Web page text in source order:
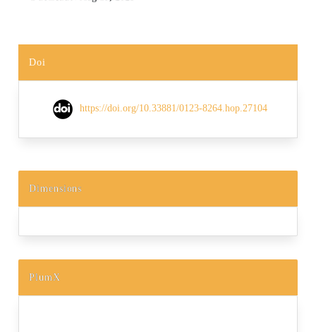
Doi
https://doi.org/10.33881/0123-8264.hop.27104
Dimensions
PlumX